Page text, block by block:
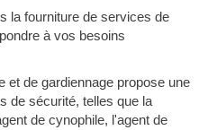
la fourniture de services de
à vos besoins
et de gardiennage propose une
de sécurité, telles que la
de cynophile, l'agent de